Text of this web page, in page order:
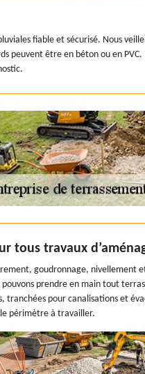
fiable et sécurisé. Nous
peuvent être en béton ou en PVC.
tous travaux
goudronnage, nivellement
prendre en main tout
tranchées pour canalisations et
périmètre à travailler.